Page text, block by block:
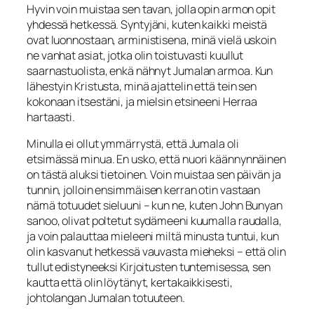
Hyvin voin muistaa sen tavan, jolla opin armon opit
yhdessä hetkessä. Syntyjäni, kuten kaikki meistä
ovat luonnostaan, arministisena, minä vielä uskoin
ne vanhat asiat, jotka olin toistuvasti kuullut
saarnastuolista, enkä nähnyt Jumalan armoa. Kun
lähestyin Kristusta, minä ajattelin että tein sen
kokonaan itsestäni, ja mielsin etsineeni Herraa
hartaasti.
Minulla ei ollut ymmärrystä, että Jumala oli
etsimässä minua. En usko, että nuori käännynnäinen
on tästä aluksi tietoinen. Voin muistaa sen päivän ja
tunnin, jolloin ensimmäisen kerran otin vastaan
nämä totuudet sieluu­ni – kun ne, kuten John Bunyan
sanoo, olivat poltetut sydämeeni kuumalla raudalla,
ja voin palauttaa mieleeni miltä minusta tuntui, kun
olin kasvanut hetkessä vauvasta mieheksi – että olin
tullut edistyneeksi Kirjoitusten tuntemisessa, sen
kautta että olin löytänyt, kertakaikkisesti,
johtolangan Jumalan totuuteen.